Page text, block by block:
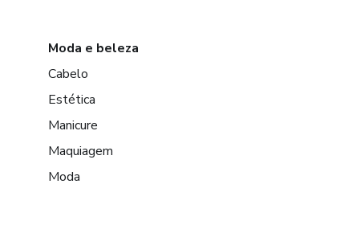
Moda e beleza
Cabelo
Estética
Manicure
Maquiagem
Moda